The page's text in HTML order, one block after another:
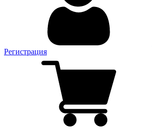
Регистрация